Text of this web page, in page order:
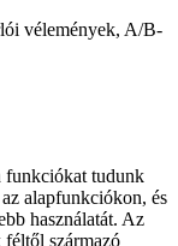
vélemények, A/B-
funkciókat tudunk
alapfunkciókon, és
használatát. Az
féltől származó